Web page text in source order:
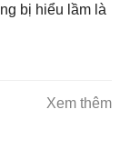
bị hiểu lầm là
Xem thêm